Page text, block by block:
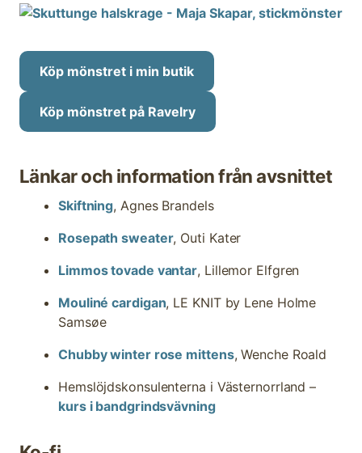
Köp mönstret i min butik
Köp mönstret på Ravelry
Länkar och information från avsnittet
Skiftning, Agnes Brandels
Rosepath sweater, Outi Kater
Limmos tovade vantar, Lillemor Elfgren
Mouliné cardigan, LE KNIT by Lene Holme
Samsøe
Chubby winter rose mittens, Wenche Roald
Hemslöjdskonsulenterna i Västernorrland –
kurs i bandgrindsvävning